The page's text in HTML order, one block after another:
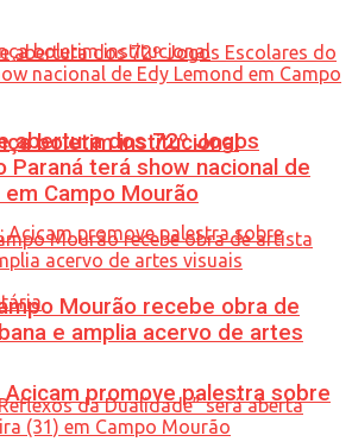
boletim institucional
Acicam promove palestra sobre
abertura dos 72º Jogos
Paraná terá show nacional de
em Campo Mourão
Mourão recebe obra de
e amplia acervo de artes